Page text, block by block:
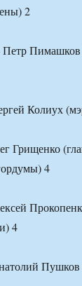
2
Колиух
Грищенко
4
4